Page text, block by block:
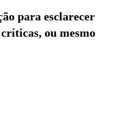
para esclarecer
ou mesmo